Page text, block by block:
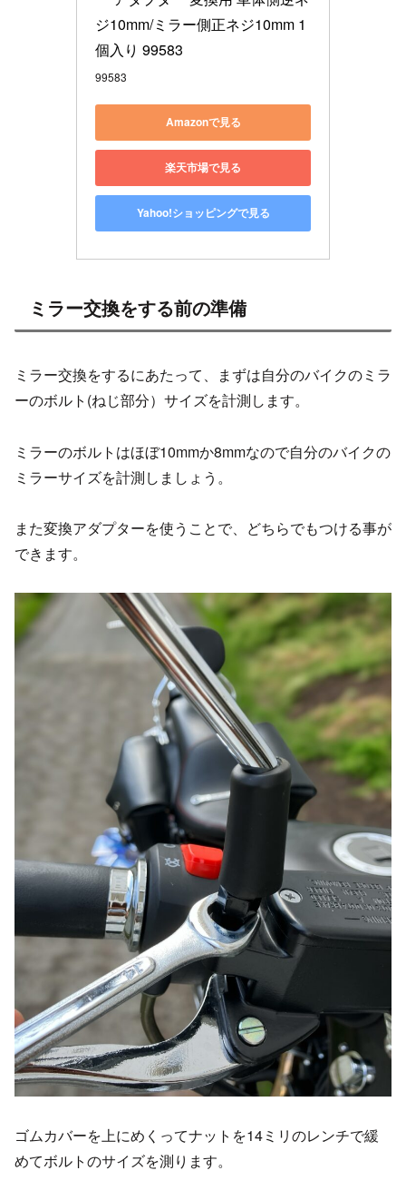
ジ10mm/ミラー側正ネジ10mm 1
個入り 99583
99583
Amazonで見る
楽天市場で見る
Yahoo!ショッピングで見る
ミラー交換をする前の準備
ミラー交換をするにあたって、まずは自分のバイクのミラ
ーのボルト(ねじ部分）サイズを計測します。
ミラーのボルトはほぼ10mmか8mmなので自分のバイクの
ミラーサイズを計測しましょう。
また変換アダプターを使うことで、どちらでもつける事が
できます。
ゴムカバーを上にめくってナットを14ミリのレンチで緩
めてボルトのサイズを測ります。